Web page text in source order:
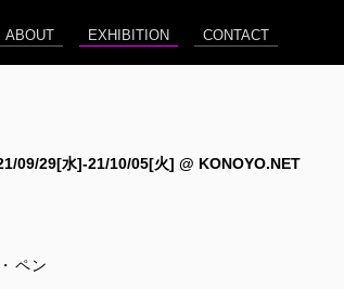
ABOUT EXHIBITION CONTACT
09/29[水]-21/10/05[火] @ KONOYO.NET
ペン